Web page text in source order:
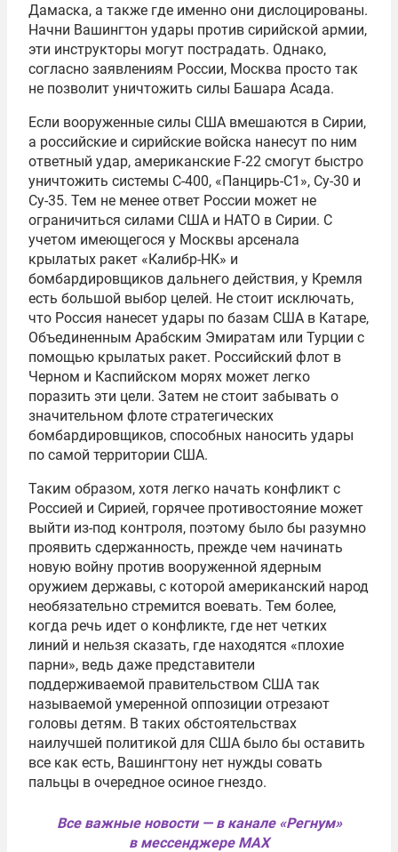
Дамаска, а также где именно они дислоцированы.
Начни Вашингтон удары против сирийской армии,
эти инструкторы могут пострадать. Однако,
согласно заявлениям России, Москва просто так
не позволит уничтожить силы Башара Асада.
Если вооруженные силы США вмешаются в Сирии,
а российские и сирийские войска нанесут по ним
ответный удар, американские F-22 смогут быстро
уничтожить системы С-400, «Панцирь-С1», Су-30 и
Су-35. Тем не менее ответ России может не
ограничиться силами США и НАТО в Сирии. С
учетом имеющегося у Москвы арсенала
крылатых ракет «Калибр-НК» и
бомбардировщиков дальнего действия, у Кремля
есть большой выбор целей. Не стоит исключать,
что Россия нанесет удары по базам США в Катаре,
Объединенным Арабским Эмиратам или Турции с
помощью крылатых ракет. Российский флот в
Черном и Каспийском морях может легко
поразить эти цели. Затем не стоит забывать о
значительном флоте стратегических
бомбардировщиков, способных наносить удары
по самой территории США.
Таким образом, хотя легко начать конфликт с
Россией и Сирией, горячее противостояние может
выйти из-под контроля, поэтому было бы разумно
проявить сдержанность, прежде чем начинать
новую войну против вооруженной ядерным
оружием державы, с которой американский народ
необязательно стремится воевать. Тем более,
когда речь идет о конфликте, где нет четких
линий и нельзя сказать, где находятся «плохие
парни», ведь даже представители
поддерживаемой правительством США так
называемой умеренной оппозиции отрезают
головы детям. В таких обстоятельствах
наилучшей политикой для США было бы оставить
все как есть, Вашингтону нет нужды совать
пальцы в очередное осиное гнездо.
Все важные новости — в канале «Регнум»
в мессенджере MAX